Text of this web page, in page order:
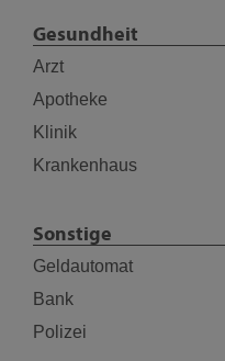
Gesundheit
Arzt
Apotheke
Klinik
Krankenhaus
Sonstige
Geldautomat
Bank
Polizei